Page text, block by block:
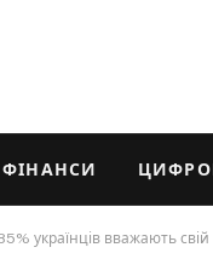
ФІНАНСИ
українців вважають